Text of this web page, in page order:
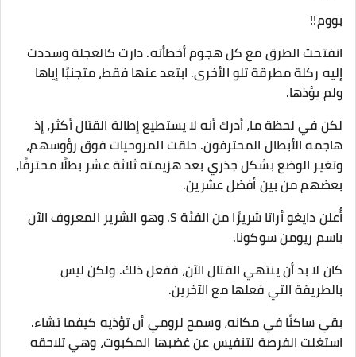
بووم!!
انفتحت الطرق مع كل هجوم أخطأته. دارت كالعجلة وسددت
إليه ركلة مطرقة تلو الأخرى. ابتعد عنها فقط، متجنبًا إياها
ولم يؤذها.
لكن في لحظة ما، أدرك أنه لا يستطيع إطالة القتال أكثر، إذ
هاجمه الأبطال المحترفون. حلقت المروحيات فوق رؤوسهم،
وتغير الوضع بشكل جذري بعد هزيمته ثلاثة عشر بطلًا محترفًا،
بعضهم من بين أفضل عشرين.
أُعلن دايغو أراتا شريرًا من الفئة S. وهو الشرير المعروف الآن
باسم ريومن سوكونا.
كان لا بد أن ينتهي القتال الآن، ففعل ذلك. ولكن ليس
بالطريقة التي فعلها مع الآخرين.
بقي ساكنًا في مكانه، وسمح لرومي أن تؤذيه كيفما تشاء.
استغلت الفرصة لتنفيس عن غضبها المكبوت، وهي تلاحقه